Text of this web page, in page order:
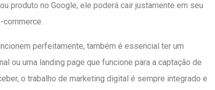
produto no Google, ele poderá cair justamente em seu
commerce.
perfeitamente, também é essencial ter um
ou uma landing page que funcione para a captação de
o trabalho de marketing digital é sempre integrado e